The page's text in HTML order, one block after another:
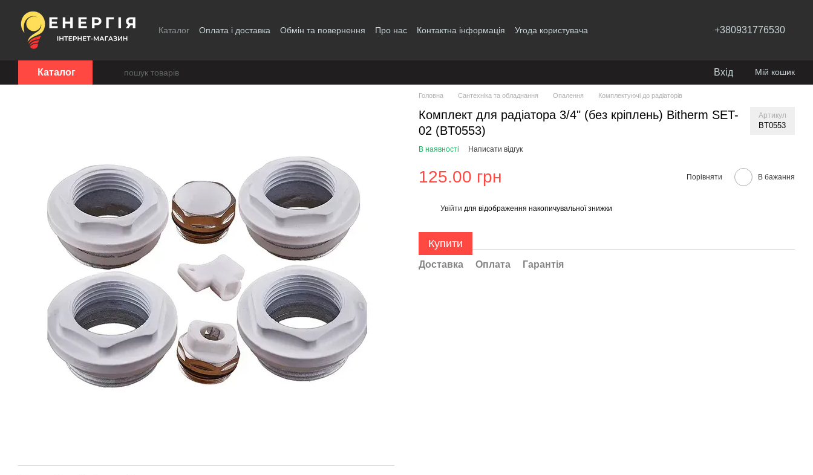
Каталог Оплата і доставка Обмін та повернення Про нас Контактна інформація Угода користувача +380931776530
Каталог Вхід Мій кошик
Головна Сантехніка та обладнання Опалення Комплектуючі до радіаторів
Комплект для радіатора 3/4" (без кріплень) Bitherm SET-
02 (BT0553)
Артикул
BT0553
В наявності Написати відгук
125.00 грн Порівняти В бажання
Увійти для відображення накопичувальної знижки
Купити
Доставка Оплата Гарантія